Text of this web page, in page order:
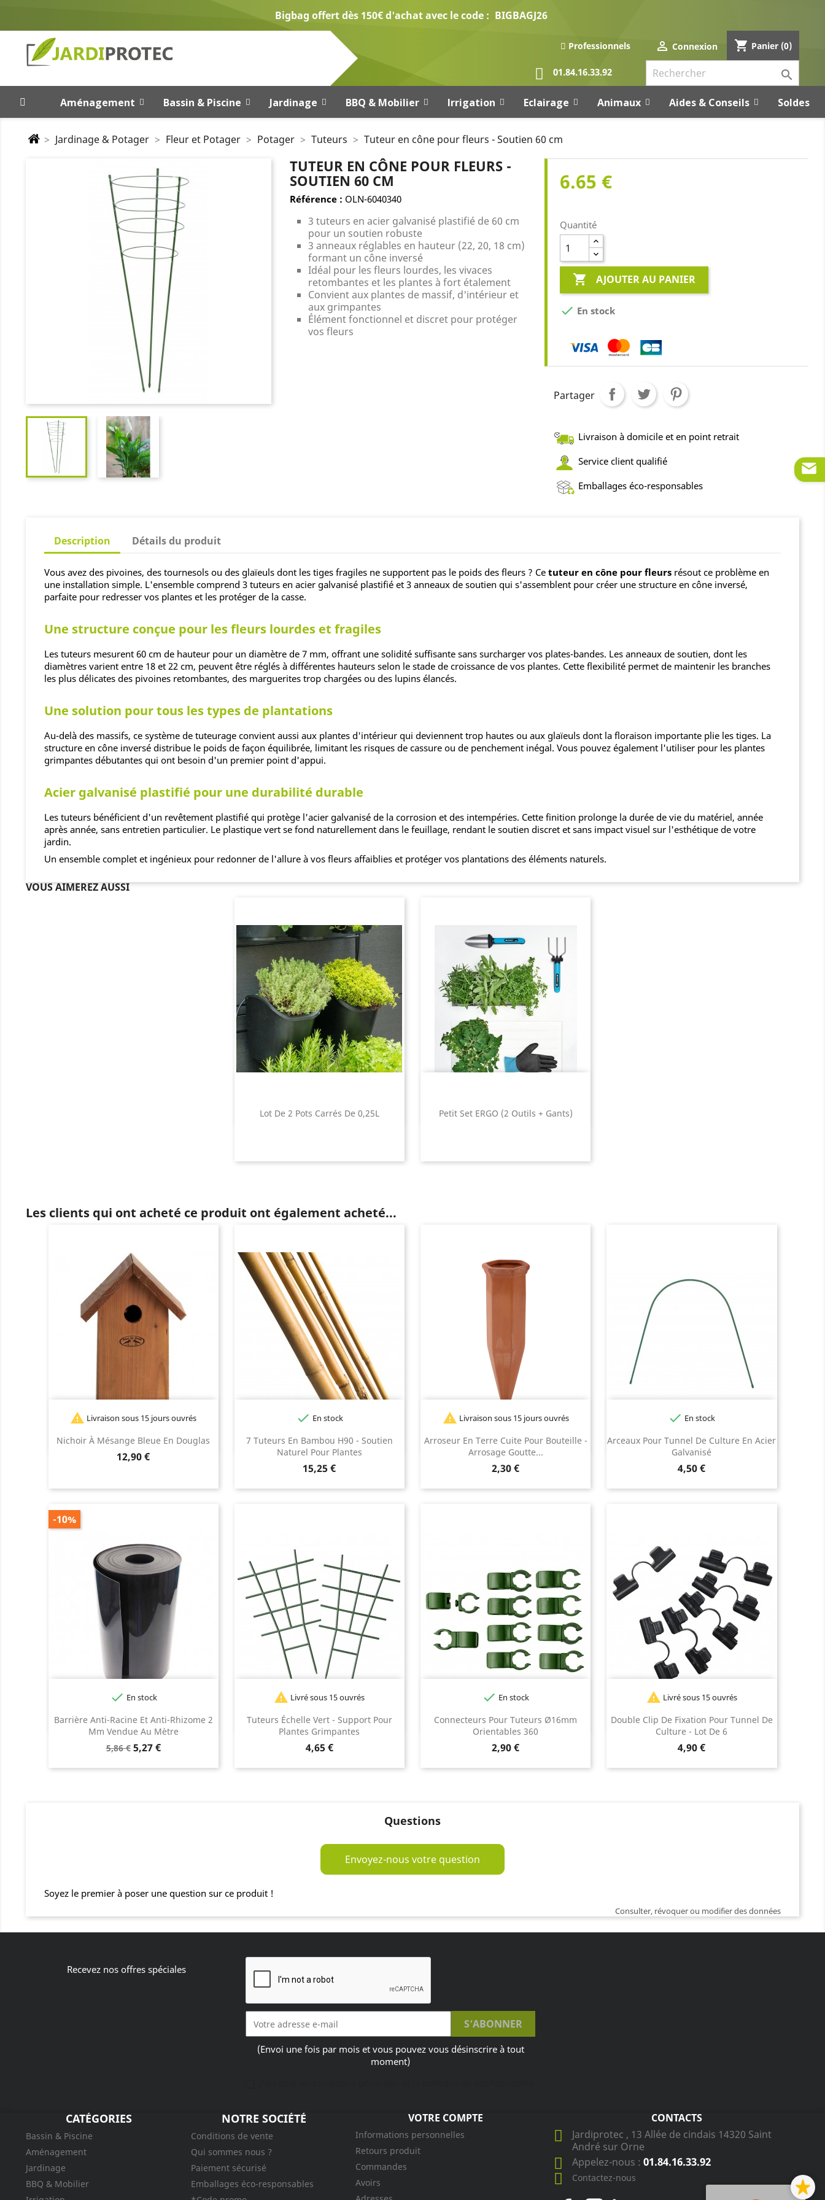
Bigbag offert dès 150€ d'achat avec le code : BIGBAGJ26
Professionnels  Connexion shopping_cart Panier (0)
01.84.16.33.92 
Aménagement Bassin & Piscine Jardinage BBQ & Mobilier Irrigation Eclairage Animaux Aides & Conseils Soldes
Jardinage & Potager Fleur et Potager Potager Tuteurs Tuteur en cône pour fleurs - Soutien 60 cm
TUTEUR EN CÔNE POUR FLEURS -
SOUTIEN 60 CM
Référence : OLN-6040340
3 tuteurs en acier galvanisé plastifié de 60 cm
pour un soutien robuste
3 anneaux réglables en hauteur (22, 20, 18 cm)
formant un cône inversé
Idéal pour les fleurs lourdes, les vivaces
retombantes et les plantes à fort étalement
Convient aux plantes de massif, d'intérieur et
aux grimpantes
Élément fonctionnel et discret pour protéger
vos fleurs
6.65 €
Quantité
 AJOUTER AU PANIER
 En stock
Partager
Livraison à domicile et en point retrait
Service client qualifié
Emballages éco-responsables
Description Détails du produit
Vous avez des pivoines, des tournesols ou des glaïeuls dont les tiges fragiles ne supportent pas le poids des fleurs ? Ce tuteur en cône pour fleursrésout ce problème en
une installation simple. L'ensemble comprend 3 tuteurs en acier galvanisé plastifié et 3 anneaux de soutien qui s'assemblent pour créer une structure en cône inversé,
parfaite pour redresser vos plantes et les protéger de la casse.
Une structure conçue pour les fleurs lourdes et fragiles
Les tuteurs mesurent 60 cm de hauteur pour un diamètre de 7 mm, offrant une solidité suffisante sans surcharger vos plates-bandes. Les anneaux de soutien, dont les
diamètres varient entre 18 et 22 cm, peuvent être réglés à différentes hauteurs selon le stade de croissance de vos plantes. Cette flexibilité permet de maintenir les branches
les plus délicates des pivoines retombantes, des marguerites trop chargées ou des lupins élancés.
Une solution pour tous les types de plantations
Au-delà des massifs, ce système de tuteurage convient aussi aux plantes d'intérieur qui deviennent trop hautes ou aux glaïeuls dont la floraison importante plie les tiges. La
structure en cône inversé distribue le poids de façon équilibrée, limitant les risques de cassure ou de penchement inégal. Vous pouvez également l'utiliser pour les plantes
grimpantes débutantes qui ont besoin d'un premier point d'appui.
Acier galvanisé plastifié pour une durabilité durable
Les tuteurs bénéficient d'un revêtement plastifié qui protège l'acier galvanisé de la corrosion et des intempéries. Cette finition prolonge la durée de vie du matériel, année
après année, sans entretien particulier. Le plastique vert se fond naturellement dans le feuillage, rendant le soutien discret et sans impact visuel sur l'esthétique de votre
jardin.
Un ensemble complet et ingénieux pour redonner de l'allure à vos fleurs affaiblies et protéger vos plantations des éléments naturels.
VOUS AIMEREZ AUSSI
Lot De 2 Pots Carrés De 0,25L Petit Set ERGO (2 Outils + Gants)
Les clients qui ont acheté ce produit ont également acheté...
Nichoir À Mésange Bleue En Douglas
Prix
12,90 €
 Livraison sous 15 jours ouvrés
7 Tuteurs En Bambou H90 - Soutien
Naturel Pour Plantes
Prix
15,25 €
 En stock
Arroseur En Terre Cuite Pour Bouteille -
Arrosage Goutte...
Prix
2,30 €
 Livraison sous 15 jours ouvrés
Arceaux Pour Tunnel De Culture En Acier
Galvanisé
Prix
4,50 €
 En stock
Barrière Anti-Racine Et Anti-Rhizome 2
Mm Vendue Au Mètre
Prix
base
5,86 € Prix
5,27 €
-10%
 En stock
Tuteurs Échelle Vert - Support Pour
Plantes Grimpantes
Prix
4,65 €
 Livré sous 15 ouvrés
Connecteurs Pour Tuteurs Ø16mm
Orientables 360
Prix
2,90 €
 En stock
Double Clip De Fixation Pour Tunnel De
Culture - Lot De 6
Prix
4,90 €
 Livré sous 15 ouvrés
Questions
Envoyez-nous votre question
Soyez le premier à poser une question sur ce produit !
Consulter, révoquer ou modifier des données
Recevez nos offres spéciales
(Envoi une fois par mois et vous pouvez vous désinscrire à tout
moment)
CATÉGORIES
Bassin & Piscine
Aménagement
Jardinage
BBQ & Mobilier
NOTRE SOCIÉTÉ
Conditions de vente
Qui sommes nous ?
Paiement sécurisé
Emballages éco-responsables
VOTRE COMPTE
Informations personnelles
Retours produit
Commandes
Avoirs
CONTACTS
Jardiprotec , 13 Allée de cindais 14320 Saint
André sur Orne
Appelez-nous :01.84.16.33.92
Contactez-nous